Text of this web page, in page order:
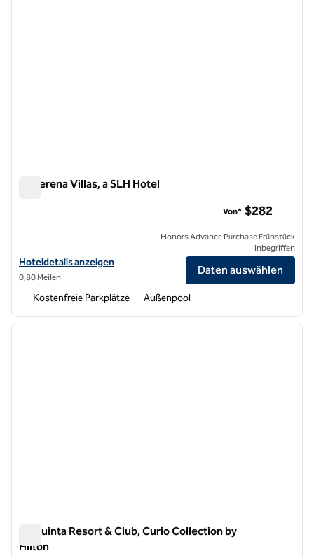
La Serena Villas, a SLH Hotel
Hoteldetails für La Serena Villas, a SLH Hotel anzeigen
Hoteldetails anzeigen
0,80 Meilen
Von* $282
Honors Advance Purchase Frühstück
inbegriffen
Daten auswählen
Kostenfreie Parkplätze Außenpool
1 von 12
La Quinta Resort & Club, Curio Collection by
Hilton